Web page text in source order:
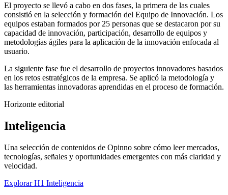
El proyecto se llevó a cabo en dos fases, la primera de las cuales
consistió en la selección y formación del Equipo de Innovación. Los
equipos estaban formados por 25 personas que se destacaron por su
capacidad de innovación, participación, desarrollo de equipos y
metodologías ágiles para la aplicación de la innovación enfocada al
usuario.
La siguiente fase fue el desarrollo de proyectos innovadores basados
en los retos estratégicos de la empresa. Se aplicó la metodología y
las herramientas innovadoras aprendidas en el proceso de formación.
Horizonte editorial
Inteligencia
Una selección de contenidos de Opinno sobre cómo leer mercados,
tecnologías, señales y oportunidades emergentes con más claridad y
velocidad.
Explorar H1 Inteligencia